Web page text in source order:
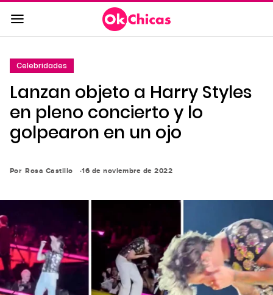
Saltar
al
contenido
la
navegación
principal
Celebridades
Lanzan objeto a Harry Styles
en pleno concierto y lo
golpearon en un ojo
Por Rosa Castillo 16 de noviembre de 2022